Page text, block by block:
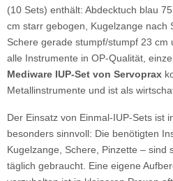
(10 Sets) enthält: Abdecktuch blau
cm starr gebogen, Kugelzange nach
Schere gerade stumpf/stumpf 23
alle Instrumente in OP-Qualität,
Mediware IUP-Set von Servoprax
Metallinstrumente und ist als
Der Einsatz von Einmal-IUP-Sets ist
besonders sinnvoll: Die benötigten
Kugelzange, Schere, Pinzette – sind
täglich gebraucht. Eine eigene